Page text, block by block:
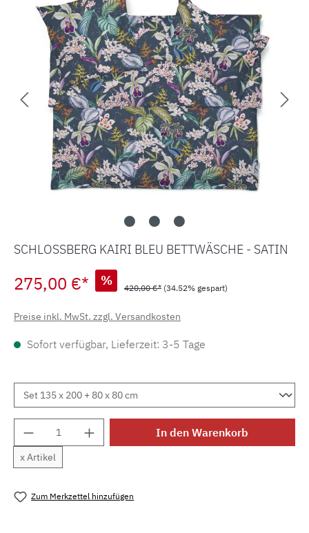
SCHLOSSBERG KAIRI BLEU BETTWÄSCHE - SATIN
275,00 €* % 420,00 €* (34.52% gespart)
Preise inkl. MwSt. zzgl. Versandkosten
Sofort verfügbar, Lieferzeit: 3-5 Tage
Produkt Anzahl: Gib den gewünschten
x Artikel
In den Warenkorb
Zum Merkzettel hinzufügen